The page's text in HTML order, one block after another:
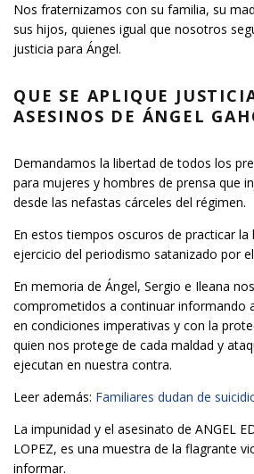
Nos fraternizamos con su familia, su
sus hijos, quienes igual que nosotros
justicia para Ángel.
QUE SE APLIQUE
ASESINOS DE ÁNGEL
Demandamos la libertad de todos los
para mujeres y hombres de prensa que
desde las nefastas cárceles del régimen.
En estos tiempos oscuros de practicar la
ejercicio del periodismo satanizado por
En memoria de Ángel, Sergio e Ileana
comprometidos a continuar informando
en condiciones imperativas y con la
quien nos protege de cada maldad y
ejecutan en nuestra contra.
Leer además: Familiares dudan de
La impunidad y el asesinato de ANGEL
LOPEZ, es una muestra de la flagrante
informar.